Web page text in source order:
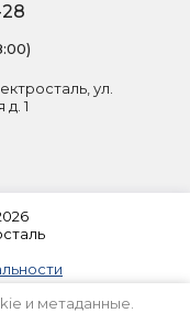
и метаданные.
ул.
1